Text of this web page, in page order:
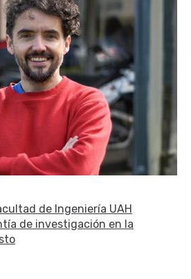
de Ingeniería UAH
de investigación en la